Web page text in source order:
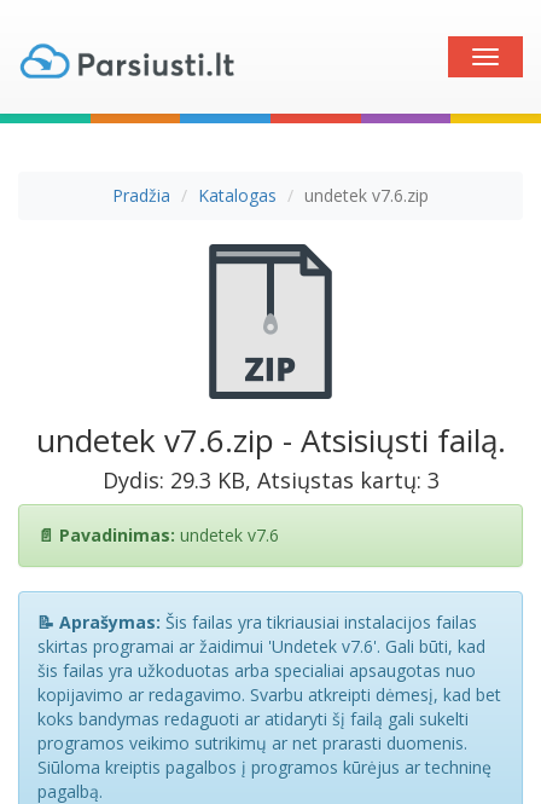
Toggle
Pradžia Katalogas undetek v7.6.zip
undetek v7.6.zip - Atsisiųsti failą.
Dydis: 29.3 KB, Atsiųstas kartų: 3
📄 Pavadinimas: undetek v7.6
📝 Aprašymas: Šis failas yra tikriausiai instalacijos failas
skirtas programai ar žaidimui 'Undetek v7.6'. Gali būti, kad
šis failas yra užkoduotas arba specialiai apsaugotas nuo
kopijavimo ar redagavimo. Svarbu atkreipti dėmesį, kad bet
koks bandymas redaguoti ar atidaryti šį failą gali sukelti
programos veikimo sutrikimų ar net prarasti duomenis.
Siūloma kreiptis pagalbos į programos kūrėjus ar techninę
pagalbą.